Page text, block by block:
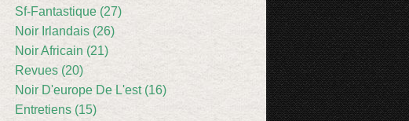
Sf-Fantastique (27)
Noir Irlandais (26)
Noir Africain (21)
Revues (20)
Noir D'europe De L'est (16)
Entretiens (15)